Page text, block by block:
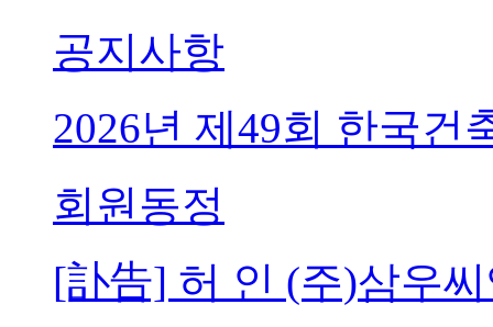
공지사항
2026년 제49회 한국건
회원동정
[訃告] 허 인 (주)삼우